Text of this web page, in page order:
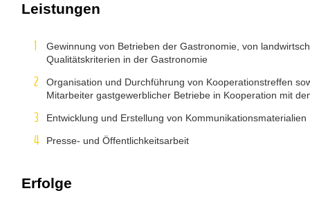
Leistungen
Gewinnung von Betrieben der Gastronomie, von
Qualitätskriterien in der Gastronomie
Organisation und Durchführung von Kooperationstreffen
Mitarbeiter gastgewerblicher Betriebe in Kooperation mit
Entwicklung und Erstellung von Kommunikationsmaterialien
Presse- und Öffentlichkeitsarbeit
Erfolge